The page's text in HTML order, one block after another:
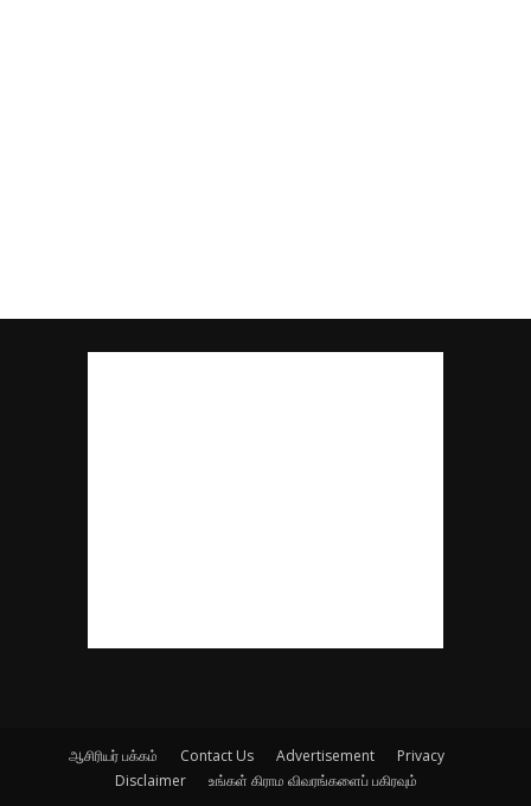
ஆசிரியர் பக்கம் Contact Us Advertisement
Privacy
Disclaimer
உங்கள் கிராம விவரங்களைப் பகிரவும்